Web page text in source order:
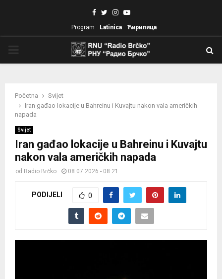
Facebook
TwitterInstagram
Youtube
Program Latinica Ћирилица
Početna
Svijet
Iran gađao lokacije u Bahreinu i Kuvajtu nakon vala američkih
napada
Svijet
Iran gađao lokacije u Bahreinu i Kuvajtu
nakon vala američkih napada
od Radio Brčko 08.07.2026 - 08:21
PODIJELI 0